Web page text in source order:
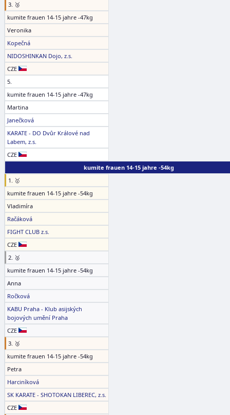
3. 🥉
kumite frauen 14-15 jahre -47kg
Veronika
Kopečná
NIDOSHINKAN Dojo, z.s.
CZE
5.
kumite frauen 14-15 jahre -47kg
Martina
Janečková
KARATE - DO Dvůr Králové nad
Labem, z.s.
CZE
kumite frauen 14-15 jahre -54kg
1. 🥇
kumite frauen 14-15 jahre -54kg
Vladimíra
Račáková
FIGHT CLUB z.s.
CZE
2. 🥈
kumite frauen 14-15 jahre -54kg
Anna
Ročková
KABU Praha - Klub asijských
bojových umění Praha
CZE
3. 🥉
kumite frauen 14-15 jahre -54kg
Petra
Harciníková
SK KARATE - SHOTOKAN LIBEREC, z.s.
CZE